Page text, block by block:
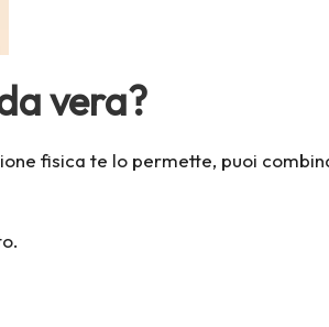
vera?
fisica te lo permette, puoi
.